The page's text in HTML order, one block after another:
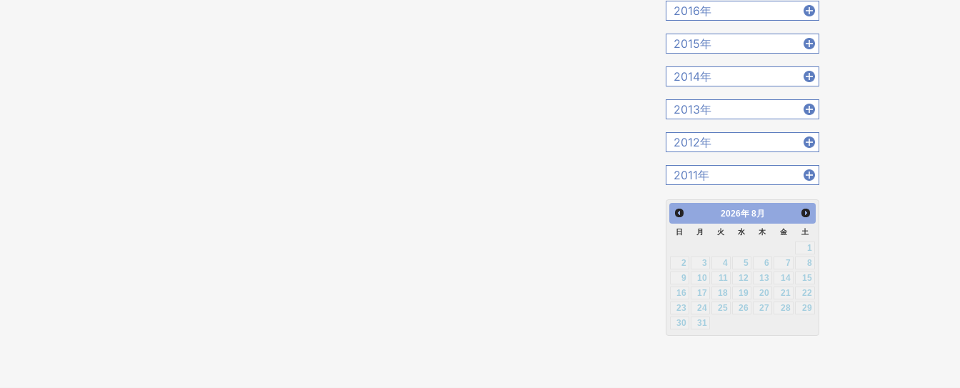
2022年4月 [15]
2022年3月 [11]
2022年2月 [12]
2021年6月 [17]
2021年5月 [18]
2021年4月 [16]
2021年3月 [22]
2021年2月 [14]
2020年7月 [16]
2020年6月 [21]
2020年5月 [14]
2020年4月 [12]
2020年3月 [15]
2020年2月 [18]
2019年9月 [15]
2019年7月 [21]
2019年6月 [18]
2019年5月 [20]
2019年4月 [16]
2019年3月 [20]
2019年2月 [12]
2018年10月 [20]
2018年9月 [12]
2018年7月 [14]
2018年6月 [18]
2018年5月 [14]
2018年4月 [21]
2018年3月 [23]
2018年2月 [25]
2018年1月 [26]
2017年12月 [28]
2017年10月 [21]
2017年9月 [24]
2017年7月 [26]
2017年6月 [25]
2017年5月 [27]
2017年4月 [26]
2017年3月 [23]
2017年2月 [23]
2016年
2016年12月 [21]
2016年10月 [26]
2016年9月 [28]
2016年7月 [27]
2016年6月 [27]
2016年5月 [30]
2016年4月 [32]
2016年2月 [25]
2016年1月 [30]
2015年
2015年12月 [30]
2015年10月 [26]
2015年9月 [30]
2015年7月 [28]
2015年6月 [29]
2015年5月 [30]
2015年3月 [27]
2015年2月 [22]
2015年1月 [25]
2014年
2014年12月 [28]
2014年10月 [29]
2014年9月 [26]
2014年7月 [28]
2014年5月 [25]
2014年3月 [26]
2013年
2013年12月 [27]
2013年10月 [28]
2013年9月 [27]
2013年8月 [26]
2013年6月 [28]
2013年5月 [29]
2013年4月 [29]
2012年
2012年12月 [30]
2012年10月 [12]
2012年9月 [5]
2012年8月 [12]
2012年7月 [1]
2012年3月 [2]
2011年
2011年12月 [1]
2026年 8月
日 月 火 水 木 金 土
1
2
3 4 5 6 7
8
9
10 11 12 13 14
15
16
17 18 19 20 21
22
23
24 25 26 27 28
29
30
31